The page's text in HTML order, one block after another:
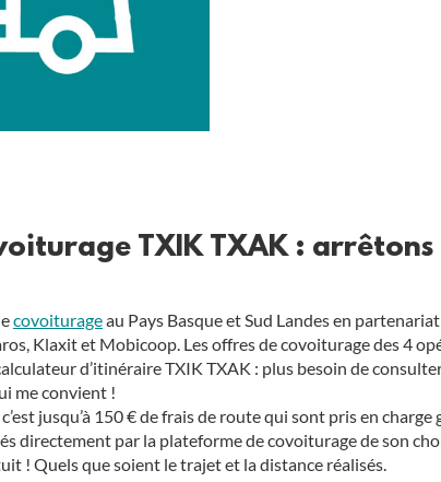
TXIK TXAK :
covoiturageau Pays Basque et Sud Landes en
Klaxit et Mobicoop. Les offres de covoiturage des 4
d’itinéraire TXIK TXAK : plus besoin de
me convient !
jusqu’à 150 € de frais de route qui sont pris en charge
directement par la plateforme de covoiturage de son
! Quels que soient le trajet et la distance réalisés.